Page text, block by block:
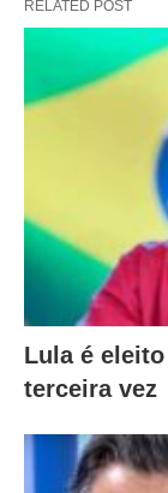
RELATED POST
Lula é
terceira vez